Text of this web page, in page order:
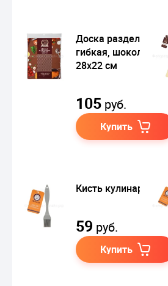
Доска разделочная
гибкая, шоколад,
28х22 см
105 руб.
Купить
Кисть кулинарная
59 руб.
Купить